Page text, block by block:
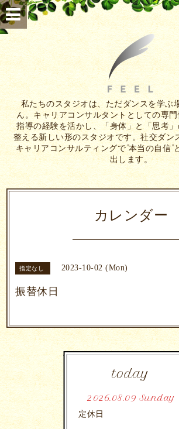
私たちのスタジオは、ただダンスを学ぶ
ん。キャリアコンサルタントとしての専
指導の経験を活かし、「身体」と「思考
整える新しい形のスタジオです。社交ダン
キャリアコンサルティングで”本当の自信”
出します。
カレンダー
指定なし 2023-10-02 (Mon)
振替休日
today
2026.08.09 Sunday
定休日